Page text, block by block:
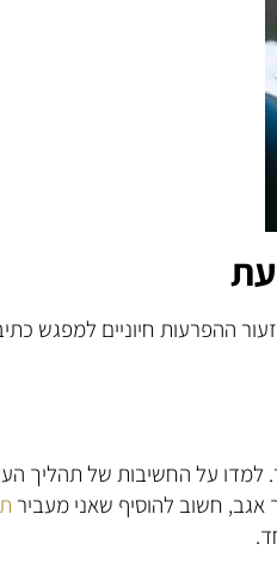
ההפרעות חיוניים למפגש
ב-30 בנובמבר. למדו על החשיבות של
חשוב להוסיף שאני מעביר